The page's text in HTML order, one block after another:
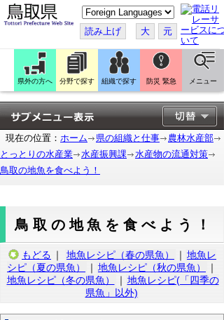
こ
の
ペ
ー
ジ
翻
訳
す
る
読み上げ 大 元
県外の方へ 分野で探す 組織で探す 防災 緊急 メニュー
現在の位置： ホーム 県の組織と仕事
農林水産部
とっとりの水産業
水産振興課
水産物の流通対策
鳥取の地魚を食べよう！
鳥取の地魚を食べよう！
もどる ｜ 地魚レシピ（春の県魚） ｜ 地魚レ
シピ（夏の県魚）
｜ 地魚レシピ（秋の県魚）
｜
地魚レシピ（冬の県魚）
｜ 地魚レシピ(「四季の
県魚」以外)